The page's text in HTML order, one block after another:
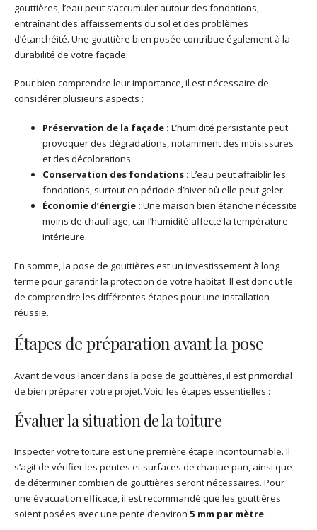
gouttières, l’eau peut s’accumuler autour des fondations,
entraînant des affaissements du sol et des problèmes
d’étanchéité. Une gouttière bien posée contribue également à la
durabilité de votre façade.
Pour bien comprendre leur importance, il est nécessaire de
considérer plusieurs aspects :
Préservation de la façade : L’humidité persistante peut
provoquer des dégradations, notamment des moisissures
et des décolorations.
Conservation des fondations : L’eau peut affaiblir les
fondations, surtout en période d’hiver où elle peut geler.
Économie d’énergie : Une maison bien étanche nécessite
moins de chauffage, car l’humidité affecte la température
intérieure.
En somme, la pose de gouttières est un investissement à long
terme pour garantir la protection de votre habitat. Il est donc utile
de comprendre les différentes étapes pour une installation
réussie.
Étapes de préparation avant la pose
Avant de vous lancer dans la pose de gouttières, il est primordial
de bien préparer votre projet. Voici les étapes essentielles :
Évaluer la situation de la toiture
Inspecter votre toiture est une première étape incontournable. Il
s’agit de vérifier les pentes et surfaces de chaque pan, ainsi que
de déterminer combien de gouttières seront nécessaires. Pour
une évacuation efficace, il est recommandé que les gouttières
soient posées avec une pente d’environ 5 mm par mètre.